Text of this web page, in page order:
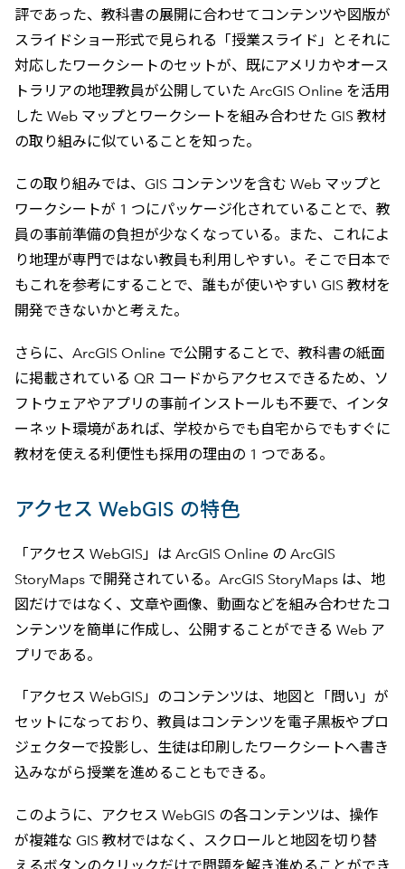
評であった、教科書の展開に合わせてコンテンツや図版が
スライドショー形式で見られる「授業スライド」とそれに
対応したワークシートのセットが、既にアメリカやオース
トラリアの地理教員が公開していた ArcGIS Online を活用
した Web マップとワークシートを組み合わせた GIS 教材
の取り組みに似ていることを知った。
この取り組みでは、GIS コンテンツを含む Web マップと
ワークシートが 1 つにパッケージ化されていることで、教
員の事前準備の負担が少なくなっている。また、これによ
り地理が専門ではない教員も利用しやすい。そこで日本で
もこれを参考にすることで、誰もが使いやすい GIS 教材を
開発できないかと考えた。
さらに、ArcGIS Online で公開することで、教科書の紙面
に掲載されている QR コードからアクセスできるため、ソ
フトウェアやアプリの事前インストールも不要で、インタ
ーネット環境があれば、学校からでも自宅からでもすぐに
教材を使える利便性も採用の理由の 1 つである。
アクセス WebGIS の特色
「アクセス WebGIS」は ArcGIS Online の ArcGIS
StoryMaps で開発されている。ArcGIS StoryMaps は、地
図だけではなく、文章や画像、動画などを組み合わせたコ
ンテンツを簡単に作成し、公開することができる Web ア
プリである。
「アクセス WebGIS」のコンテンツは、地図と「問い」が
セットになっており、教員はコンテンツを電子黒板やプロ
ジェクターで投影し、生徒は印刷したワークシートへ書き
込みながら授業を進めることもできる。
このように、アクセス WebGIS の各コンテンツは、操作
が複雑な GIS 教材ではなく、スクロールと地図を切り替